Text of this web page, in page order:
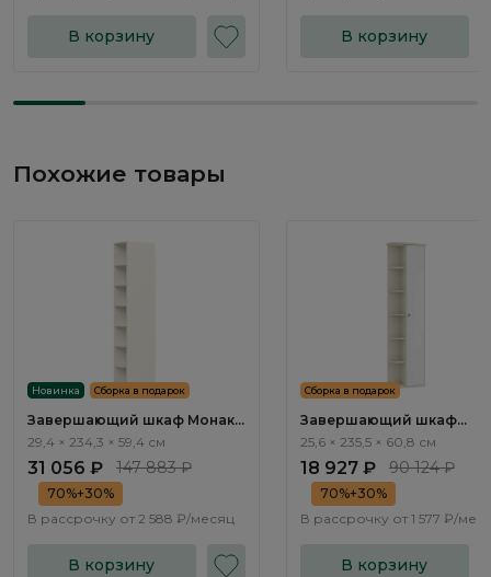
В корзину В корзину
Похожие товары
Новинка Сборка в подарок
Завершающий шкаф Монако
/ Monako MN141.0
29,4 × 234,3 × 59,4 см
31 056 ₽ 147 883 ₽
70%+30%
В рассрочку от 2 588 ₽/месяц
В корзину
Сборка в подарок
Завершающий шкаф
Элеганте / Elegante
25,6 × 235,5 × 60,8 см
18 927 ₽ 90 124 ₽
70%+30%
В рассрочку от 1 577 ₽/
В корзину